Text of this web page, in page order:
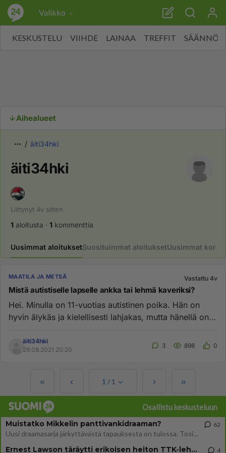
Valikko
KESKUSTELU VIIHDE LAINAA TREFFIT SÄÄNNÖT
Aihealueet
äiti34hki
äiti34hki
Liittynyt 4v sitten
1 aloitusta · 1 kommenttia
Uusimmat aloituksetSuosituimmat aloituksetUusimmat
MAATILA JA METSÄ Vastattu 4v
Mistä autistiselle lapselle ankka tai lehmä kaveriksi?
Hei. Minulla on 11-vuotias autistinen poika. Hän on
hyvin älykäs ja kielellisesti lahjakas, mutta hänellä on
äiti34hki
29.08.2021 20:20
3 898 0
1 / 1
Osallistu keskusteluun
Muistatko Mikkelin panttivankidraaman?
Uusi draamasarja järkyttävästä tapauksesta on tulossa. Tositapahtumiin perustuva sarja ammentaa vuoden 1986 Mikkelin pan
62
Ernest Lawson täräytti erikoisen heiton TTK-lehdistötilaisuudessa: " Onko tässä tarkoituksena...?" 4